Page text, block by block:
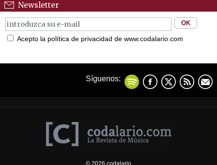
Newsletter
Acepto la política de privacidad de www.codalario.com
Síguenos:
© 2026 codalario